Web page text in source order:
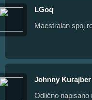
LGoq
Maestralan spoj
Johnny Kurajber
Odlično napisano